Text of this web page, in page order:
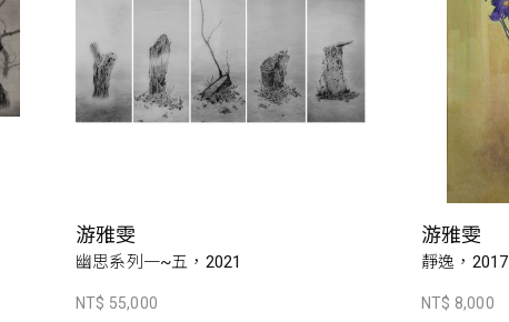
游雅雯
幽思系列一~五，2021
NT$ 55,000
游雅雯
靜逸，2017
NT$ 8,000